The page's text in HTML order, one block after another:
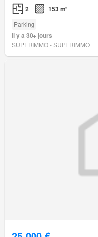
2 153 m²
Parking
Il y a 30+ jours
SUPERIMMO - SUPERIMMO